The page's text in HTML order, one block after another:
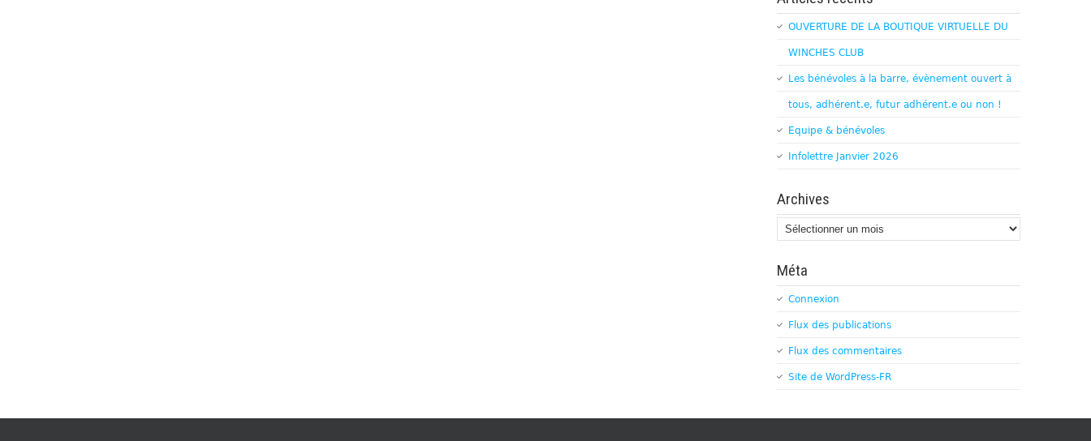
OUVERTURE DE LA BOUTIQUE VIRTUELLE DU
WINCHES CLUB
Les bénévoles à la barre, évènement ouvert à
tous, adhérent.e, futur adhérent.e ou non !
Equipe & bénévoles
Infolettre Janvier 2026
Archives
Archives
Méta
Connexion
Flux des publications
Flux des commentaires
Site de WordPress-FR